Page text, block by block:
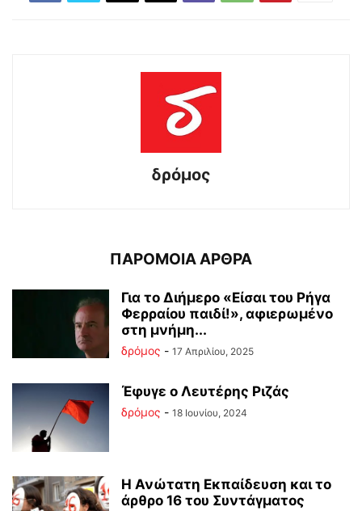
δρόμος
ΠΑΡΟΜΟΙΑ ΑΡΘΡΑ
Για το Διήμερο «Είσαι του Ρήγα
Φερραίου παιδί!», αφιερωμένο
στη μνήμη...
δρόμος - 17 Απριλίου, 2025
Έφυγε ο Λευτέρης Ριζάς
δρόμος - 18 Ιουνίου, 2024
Η Ανώτατη Εκπαίδευση και το
άρθρο 16 του Συντάγματος